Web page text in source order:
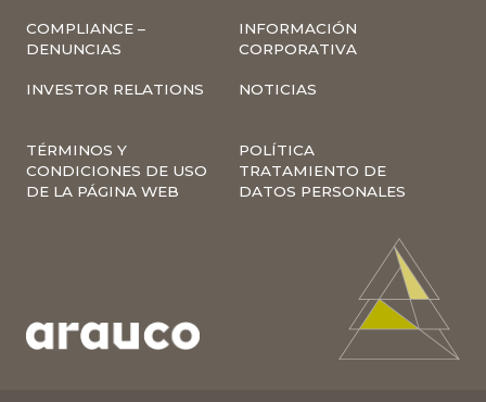
COMPLIANCE –
DENUNCIAS
INFORMACIÓN
CORPORATIVA
INVESTOR RELATIONS NOTICIAS
TÉRMINOS Y
CONDICIONES DE USO
DE LA PÁGINA WEB
POLÍTICA
TRATAMIENTO DE
DATOS PERSONALES